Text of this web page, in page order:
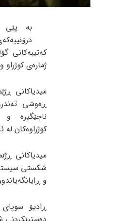
بە پێی
کەتیبەکانی
ژمارەی کوژراو
میدیاکانی
ڕەوشی
ناجێگیرە و
کوژراوەکان لە
میدیاکانی
شکستی
و
ڕادیۆ